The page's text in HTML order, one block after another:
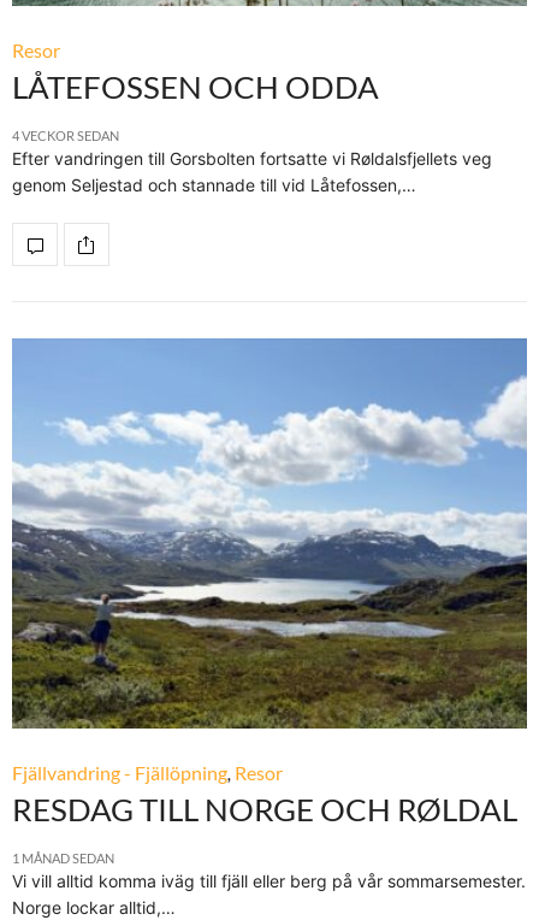
Resor
LÅTEFOSSEN OCH ODDA
4 VECKOR SEDAN
Efter vandringen till Gorsbolten fortsatte vi Røldalsfjellets veg
genom Seljestad och stannade till vid Låtefossen,…
Fjällvandring - Fjällöpning, Resor
RESDAG TILL NORGE OCH RØLDAL
1 MÅNAD SEDAN
Vi vill alltid komma iväg till fjäll eller berg på vår sommarsemester.
Norge lockar alltid,…